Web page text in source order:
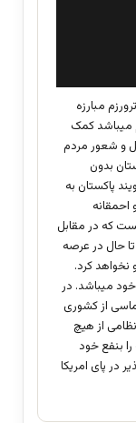
مبارزه
میباشد کمک
و شعور مردم
بدون
پاکستان به
که در مقابل
حال در عرصه
کرد.
میباشد. در
از کشوری
از هیچ
بنفع خود
در پای امریکا